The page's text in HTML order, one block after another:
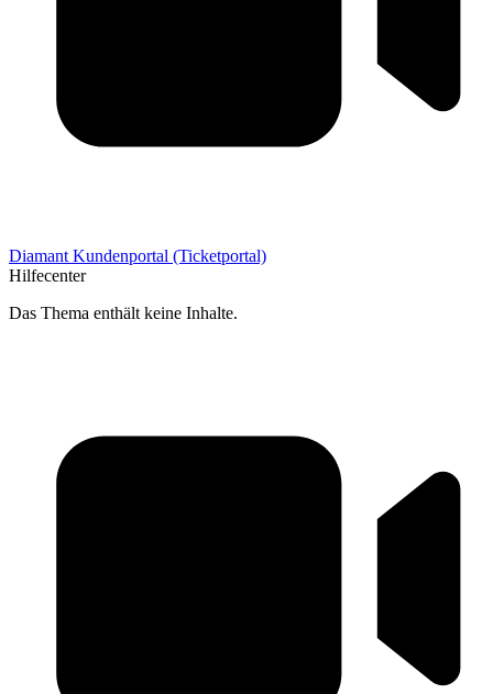
Diamant Kundenportal (Ticketportal)
Hilfecenter
Das Thema enthält keine Inhalte.